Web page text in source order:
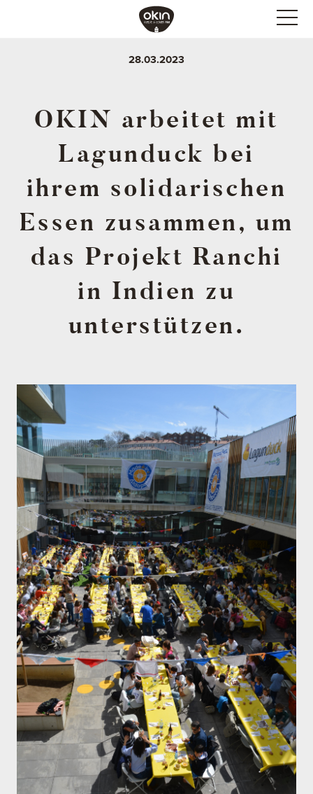
28.03.2023
OKIN arbeitet mit
Lagunduck bei
ihrem solidarischen
Essen zusammen, um
das Projekt Ranchi
in Indien zu
unterstützen.